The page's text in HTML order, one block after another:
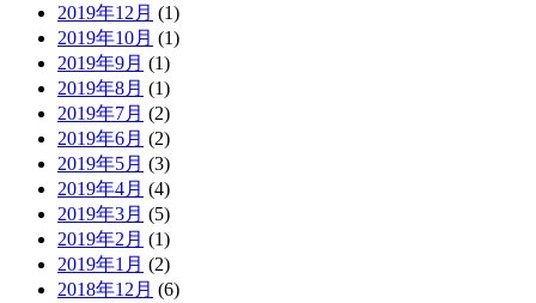
2019年12月 (1)
2019年10月 (1)
2019年9月 (1)
2019年8月 (1)
2019年7月 (2)
2019年6月 (2)
2019年5月 (3)
2019年4月 (4)
2019年3月 (5)
2019年2月 (1)
2019年1月 (2)
2018年12月 (6)